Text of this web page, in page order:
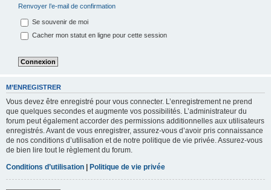
Renvoyer l’e-mail de confirmation
Se souvenir de moi
Cacher mon statut en ligne pour cette session
M’ENREGISTRER
Vous devez être enregistré pour vous connecter. L’enregistrement ne prend
que quelques secondes et augmente vos possibilités. L’administrateur du
forum peut également accorder des permissions additionnelles aux utilisateurs
enregistrés. Avant de vous enregistrer, assurez-vous d’avoir pris connaissance
de nos conditions d’utilisation et de notre politique de vie privée. Assurez-vous
de bien lire tout le règlement du forum.
Conditions d’utilisation | Politique de vie privée